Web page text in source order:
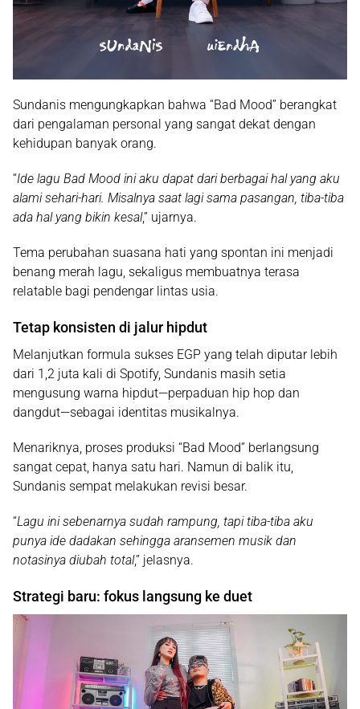
Sundanis mengungkapkan bahwa “Bad Mood” berangkat
dari pengalaman personal yang sangat dekat dengan
kehidupan banyak orang.
“Ide lagu Bad Mood ini aku dapat dari berbagai hal yang aku
alami sehari-hari. Misalnya saat lagi sama pasangan, tiba-tiba
ada hal yang bikin kesal,” ujarnya.
Tema perubahan suasana hati yang spontan ini menjadi
benang merah lagu, sekaligus membuatnya terasa
relatable bagi pendengar lintas usia.
Tetap konsisten di jalur hipdut
Melanjutkan formula sukses EGP yang telah diputar lebih
dari 1,2 juta kali di Spotify, Sundanis masih setia
mengusung warna hipdut—perpaduan hip hop dan
dangdut—sebagai identitas musikalnya.
Menariknya, proses produksi “Bad Mood” berlangsung
sangat cepat, hanya satu hari. Namun di balik itu,
Sundanis sempat melakukan revisi besar.
“Lagu ini sebenarnya sudah rampung, tapi tiba-tiba aku
punya ide dadakan sehingga aransemen musik dan
notasinya diubah total,” jelasnya.
Strategi baru: fokus langsung ke duet